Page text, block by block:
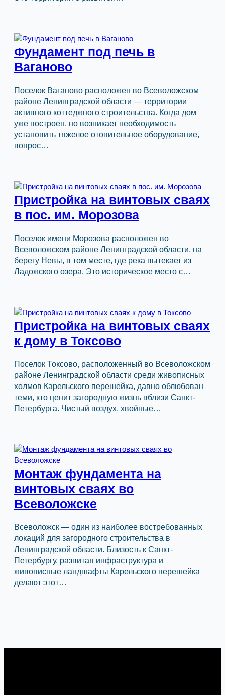
Фундамент под печь в
Ваганово
Поселок Ваганово расположен во Всеволожском
районе Ленинградской области — территории
активного коттеджного строительства. Когда дом
уже построен, но возникает необходимость
установить тяжелое отопительное оборудование,
вопрос…
Пристройка на винтовых сваях
в пос. им. Морозова
Поселок имени Морозова расположен во
Всеволожском районе Ленинградской области, на
берегу Невы, в том месте, где река вытекает из
Ладожского озера. Это историческое место с…
Пристройка на винтовых сваях
к дому в Токсово
Поселок Токсово, расположенный во Всеволожском
районе Ленинградской области среди живописных
холмов Карельского перешейка, давно облюбован
теми, кто ценит загородную жизнь вблизи Санкт-
Петербурга. Чистый воздух, хвойные…
Монтаж фундамента на
винтовых сваях во
Всеволожске
Всеволожск — один из наиболее востребованных
локаций для загородного строительства в
Ленинградской области. Близость к Санкт-
Петербургу, развитая инфраструктура и
живописные ландшафты Карельского перешейка
делают этот…